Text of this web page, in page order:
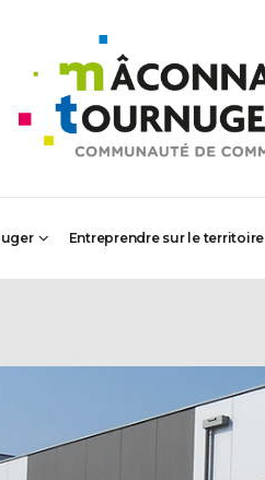
Entreprendre sur le territoire